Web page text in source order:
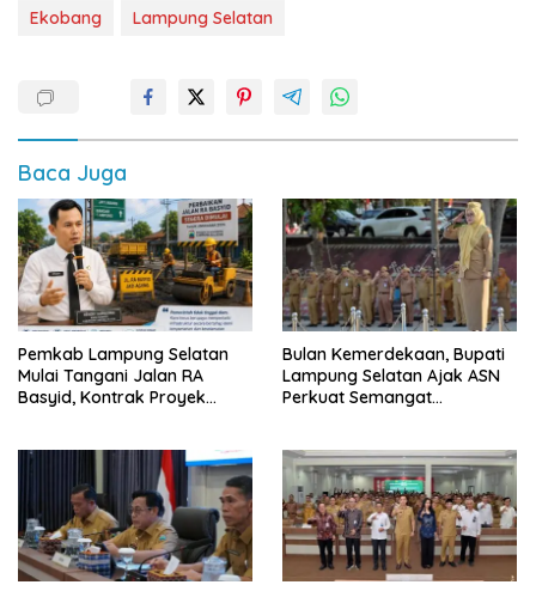
Ekobang Lampung Selatan
Baca Juga
Pemkab Lampung Selatan
Mulai Tangani Jalan RA
Basyid, Kontrak Proyek
Bulan Kemerdekaan, Bupati
Lampung Selatan Ajak ASN
Perkuat Semangat